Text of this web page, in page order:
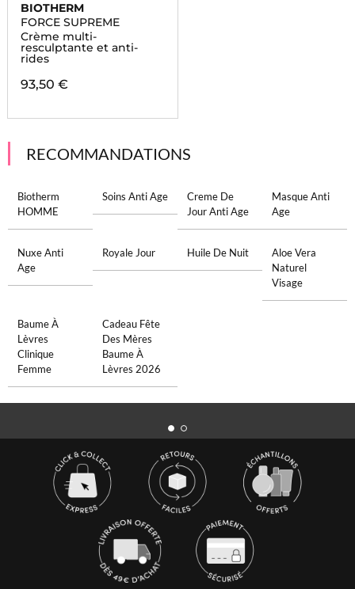
BIOTHERM
FORCE SUPREME
Crème multi-
resculptante et anti-
rides
93,50 €
RECOMMANDATIONS
Biotherm
HOMME
Soins Anti Age
Creme De
Jour Anti Age
Masque Anti
Age
Nuxe Anti
Age
Royale Jour Huile De Nuit
Aloe Vera
Naturel
Visage
Baume À
Lèvres
Clinique
Femme
Cadeau Fête
Des Mères
Baume À
Lèvres 2026